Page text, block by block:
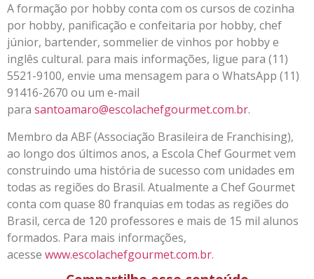
A formação por hobby conta com os cursos de cozinha
por hobby, panificação e confeitaria por hobby, chef
júnior, bartender, sommelier de vinhos por hobby e
inglês cultural. para mais informações, ligue para (11)
5521-9100, envie uma mensagem para o WhatsApp (11)
91416-2670 ou um e-mail
para santoamaro@escolachefgourmet.com.br.
Membro da ABF (Associação Brasileira de Franchising),
ao longo dos últimos anos, a Escola Chef Gourmet vem
construindo uma história de sucesso com unidades em
todas as regiões do Brasil. Atualmente a Chef Gourmet
conta com quase 80 franquias em todas as regiões do
Brasil, cerca de 120 professores e mais de 15 mil alunos
formados. Para mais informações,
acesse www.escolachefgourmet.com.br.